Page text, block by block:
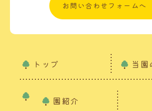
お問い合わせフォームへ
トップ 当園
園紹介